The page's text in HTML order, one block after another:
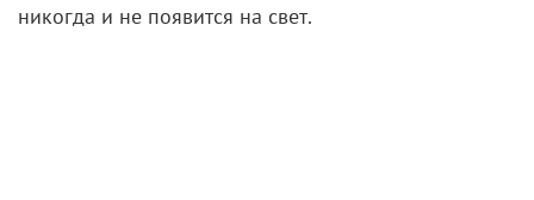
никогда и не появится на свет.